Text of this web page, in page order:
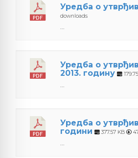
Уредбa о
downloads
Уредбa о
2013. годину
Уредбa о
години
377.57 KB